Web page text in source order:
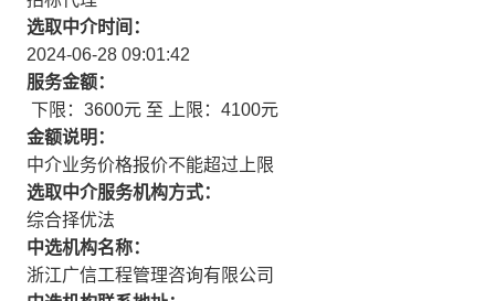
选取中介时间：
2024-06-28 09:01:42
服务金额：
下限：3600元 至 上限：4100元
金额说明：
中介业务价格报价不能超过上限
选取中介服务机构方式：
综合择优法
中选机构名称：
浙江广信工程管理咨询有限公司